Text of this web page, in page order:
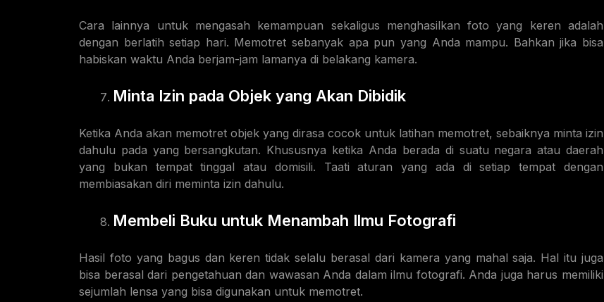
Cara lainnya untuk mengasah kemampuan sekaligus menghasilkan foto yang keren adalah
dengan berlatih setiap hari. Memotret sebanyak apa pun yang Anda mampu. Bahkan jika bisa
habiskan waktu Anda berjam-jam lamanya di belakang kamera.
Minta Izin pada Objek yang Akan Dibidik
Ketika Anda akan memotret objek yang dirasa cocok untuk latihan memotret, sebaiknya minta izin
dahulu pada yang bersangkutan. Khususnya ketika Anda berada di suatu negara atau daerah
yang bukan tempat tinggal atau domisili. Taati aturan yang ada di setiap tempat dengan
membiasakan diri meminta izin dahulu.
Membeli Buku untuk Menambah Ilmu Fotografi
Hasil foto yang bagus dan keren tidak selalu berasal dari kamera yang mahal saja. Hal itu juga
bisa berasal dari pengetahuan dan wawasan Anda dalam ilmu fotografi. Anda juga harus memiliki
sejumlah lensa yang bisa digunakan untuk memotret.